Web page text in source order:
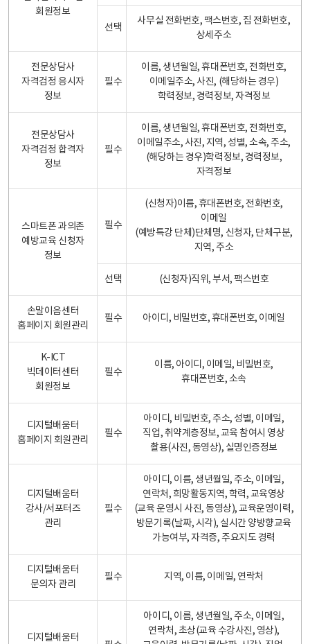
회원정보
선택
사무실 전화번호, 팩스번호, 집 전화번호,
상세주소
전문상담사
자격검정 응시자
정보
필수
이름, 생년월일, 휴대폰번호, 전화번호,
이메일주소, 사진, (해당하는 경우)
학력정보, 경력정보, 자격정보
전문상담사
자격검정 합격자
정보
필수
이름, 생년월일, 휴대폰번호, 전화번호,
이메일주소, 사진, 지역, 성별, 소속, 주소,
(해당하는 경우)학력정보, 경력정보,
자격정보
스마트폰 과의존
예방교육 신청자
정보
필수
(신청자)이름, 휴대폰번호, 전화번호,
이메일
(예방특강 단체)단체명, 신청자, 단체구분,
지역, 주소
선택 (신청자)직위, 부서, 팩스번호
손말이음센터
홈페이지 회원관리
필수 아이디, 비밀번호, 휴대폰번호, 이메일
K-ICT
빅데이터센터
회원정보
필수
이름, 아이디, 이메일, 비밀번호,
휴대폰번호, 소속
디지털배움터
홈페이지 회원관리
필수
아이디, 비밀번호, 주소, 성별, 이메일,
직업, 취약계층정보, 교육 참여시 영상
촬용(사진, 동영상), 실명인증정보
디지털배움터
강사/서포터즈
관리
필수
아이디, 이름, 생년월일, 주소, 이메일,
연락처, 희망활동지역, 학력, 교육영상
(교육 운영시 사진, 동영상), 교육운영이력,
방문기록(날짜, 시각), 실시간 양방향교육
가능여부, 자격증, 주요지도 경력
디지털배움터
문의자 관리
필수 지역, 이름, 이메일, 연락처
디지털배움터
아이디, 이름, 생년월일, 주소, 이메일,
연락처, 초상(교육 수강사진, 영상),